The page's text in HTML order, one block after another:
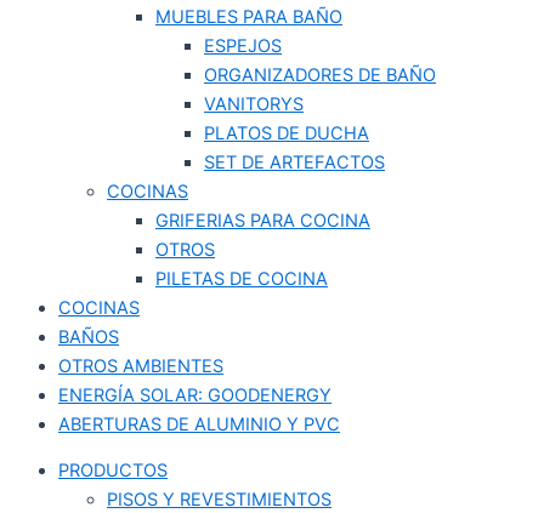
MUEBLES PARA BAÑO
ESPEJOS
ORGANIZADORES DE BAÑO
VANITORYS
PLATOS DE DUCHA
SET DE ARTEFACTOS
COCINAS
GRIFERIAS PARA COCINA
OTROS
PILETAS DE COCINA
COCINAS
BAÑOS
OTROS AMBIENTES
ENERGÍA SOLAR: GOODENERGY
ABERTURAS DE ALUMINIO Y PVC
PRODUCTOS
PISOS Y REVESTIMIENTOS